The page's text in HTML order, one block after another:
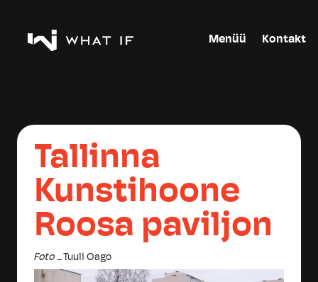
Menüü Kontakt
Tallinna
Kunstihoone
Roosa paviljon
Foto _Tuuli Oago